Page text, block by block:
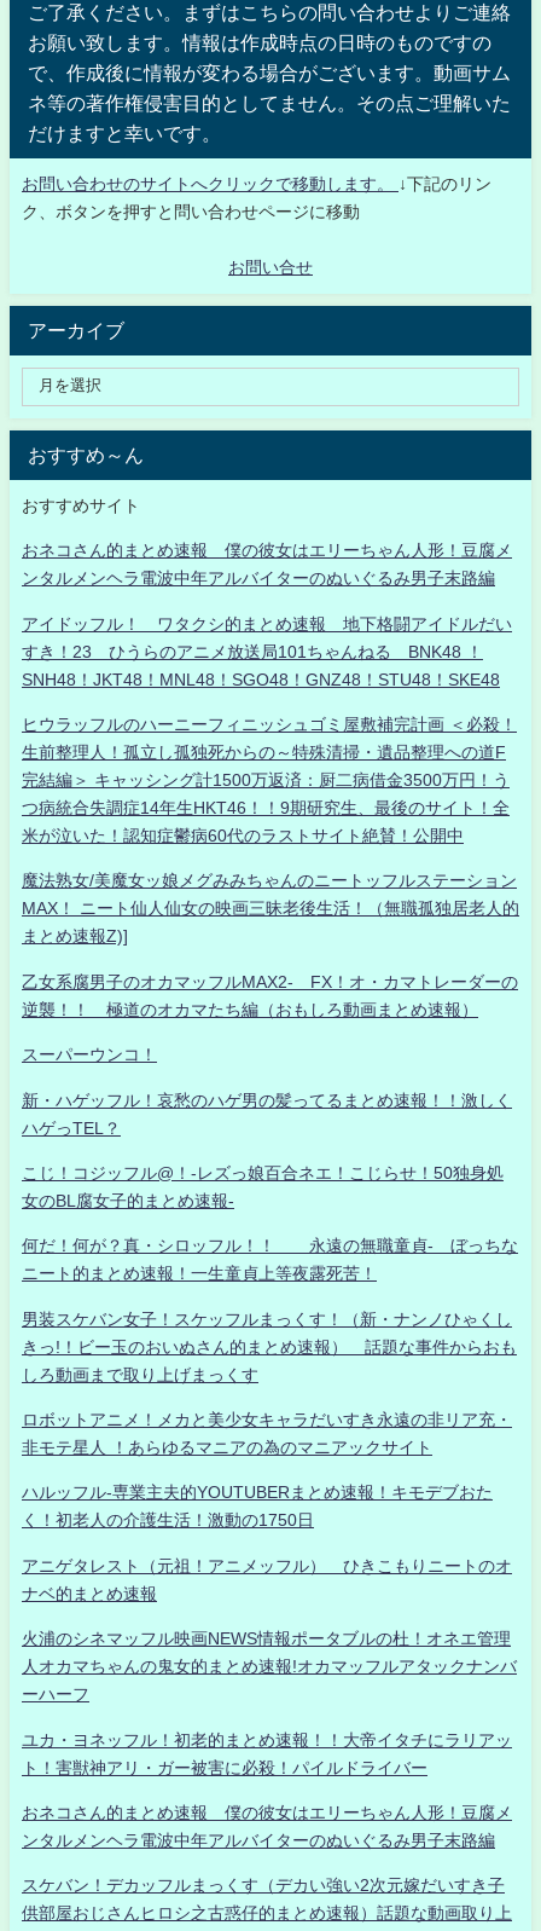
ご了承ください。まずはこちらの問い合わせよりご連絡
お願い致します。情報は作成時点の日時のものですの
で、作成後に情報が変わる場合がございます。動画サム
ネ等の著作権侵害目的としてません。その点ご理解いた
だけますと幸いです。
お問い合わせのサイトへクリックで移動します。
↓下記のリン
ク、ボタンを押すと問い合わせページに移動
お問い合せ
アーカイブ
おすすめ～ん
おすすめサイト
おネコさん的まとめ速報 僕の彼女はエリーちゃん人形！豆腐メ
ンタルメンヘラ電波中年アルバイターのぬいぐるみ男子末路編
アイドッフル！ ワタクシ的まとめ速報 地下格闘アイドルだい
すき！23 ひうらのアニメ放送局101ちゃんねる BNK48 ！
SNH48！JKT48！MNL48！SGO48！GNZ48！STU48！SKE48
ヒウラッフルのハーニーフィニッシュゴミ屋敷補完計画 ＜必殺！
生前整理人！孤立し孤独死からの～特殊清掃・遺品整理への道F
完結編＞ キャッシング計1500万返済：厨二病借金3500万円！う
つ病統合失調症14年生HKT46！！9期研究生、最後のサイト！全
米が泣いた！認知症鬱病60代のラストサイト絶賛！公開中
魔法熟女/美魔女ッ娘メグみみちゃんのニートッフルステーション
MAX！ ニート仙人仙女の映画三昧老後生活！（無職孤独居老人的
まとめ速報Z)]
乙女系腐男子のオカマッフルMAX2- FX！オ・カマトレーダーの
逆襲！！ 極道のオカマたち編（おもしろ動画まとめ速報）
スーパーウンコ！
新・ハゲッフル！哀愁のハゲ男の髪ってるまとめ速報！！激しく
ハゲっTEL？
こじ！コジッフル@！-レズっ娘百合ネエ！こじらせ！50独身処
女のBL腐女子的まとめ速報-
何だ！何が？真・シロッフル！！ 永遠の無職童貞- ぼっちな
ニート的まとめ速報！一生童貞上等夜露死苦！
男装スケバン女子！スケッフルまっくす！（新・ナンノひゃくし
きっ!！ビー玉のおいぬさん的まとめ速報） 話題な事件からおも
しろ動画まで取り上げまっくす
ロボットアニメ！メカと美少女キャラだいすき永遠の非リア充・
非モテ星人 ！あらゆるマニアの為のマニアックサイト
ハルッフル-専業主夫的YOUTUBERまとめ速報！キモデブおた
く！初老人の介護生活！激動の1750日
アニゲタレスト（元祖！アニメッフル） ひきこもりニートのオ
ナベ的まとめ速報
火浦のシネマッフル映画NEWS情報ポータブルの杜！オネエ管理
人オカマちゃんの鬼女的まとめ速報!オカマッフルアタックナンバ
ーハーフ
ユカ・ヨネッフル！初老的まとめ速報！！大帝イタチにラリアッ
ト！害獣神アリ・ガー被害に必殺！パイルドライバー
おネコさん的まとめ速報 僕の彼女はエリーちゃん人形！豆腐メ
ンタルメンヘラ電波中年アルバイターのぬいぐるみ男子末路編
スケバン！デカッフルまっくす（デカい強い2次元嫁だいすき子
供部屋おじさんヒロシ之古惑仔的まとめ速報）話題な動画取り上